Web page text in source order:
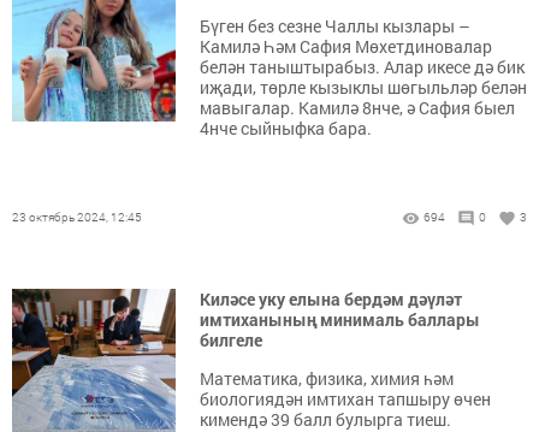
Бүген без сезне Чаллы кызлары –
Камилә Һәм Сафия Мөхетдиновалар
белән таныштырабыз. Алар икесе дә бик
иҗади, төрле кызыклы шөгыльләр белән
мавыгалар. Камилә 8нче, ә Сафия быел
4нче сыйныфка бара.
23 октябрь 2024, 12:45 694 0 3
Киләсе уку елына бердәм дәүләт
имтиханының минималь баллары
билгеле
Математика, физика, химия һәм
биологиядән имтихан тапшыру өчен
кимендә 39 балл булырга тиеш.